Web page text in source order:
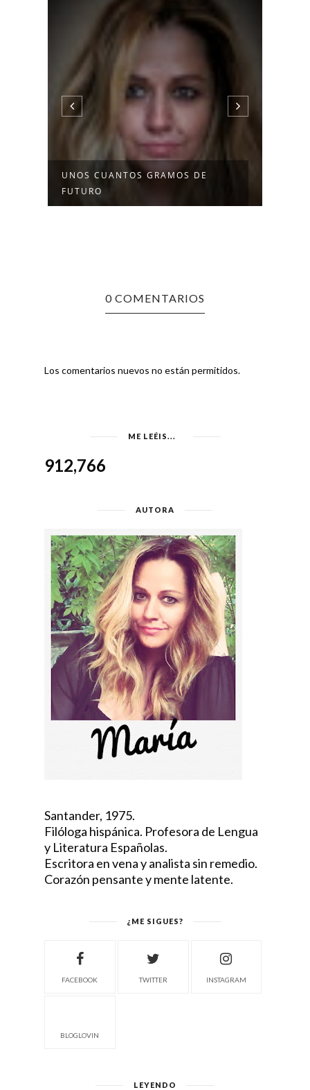
UNOS CUANTOS GRAMOS DE
FUTURO
0 COMENTARIOS
Los comentarios nuevos no están permitidos.
ME LEÉIS...
912,766
AUTORA
Santander, 1975.
Filóloga hispánica. Profesora de Lengua
y Literatura Españolas.
Escritora en vena y analista sin remedio.
Corazón pensante y mente latente.
¿ME SIGUES?
FACEBOOK TWITTER INSTAGRAM
BLOGLOVIN
LEYENDO